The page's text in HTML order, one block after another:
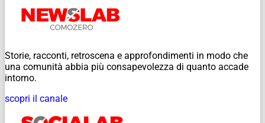
Storie, racconti, retroscena e approfondimenti in modo che
una comunità abbia più consapevolezza di quanto accade
intorno.
scopri il canale